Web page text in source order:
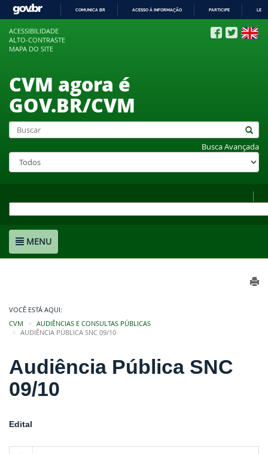
COMUNICA BR ACESSO À INFORMAÇÃO PARTICIPE
ACESSIBILIDADE
ALTO-CONTRASTE
MAPA DO SITE
CVM agora é
GOV.BR/CVM
Busca Avançada
MENU
VOCÊ ESTÁ AQUI:
CVM
AUDIÊNCIAS E CONSULTAS PÚBLICAS
AUDIÊNCIA PÚBLICA SNC 09/10
Audiência Pública SNC
09/10
Edital